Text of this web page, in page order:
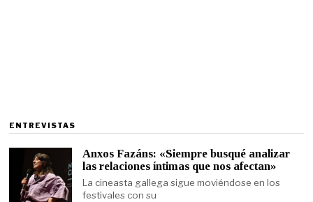
ENTREVISTAS
Anxos Fazáns: «Siempre busqué analizar
las relaciones íntimas que nos afectan»
La cineasta gallega sigue moviéndose en los
festivales con su